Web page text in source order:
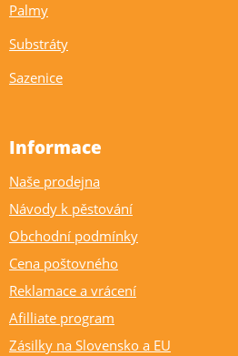
Palmy
Substráty
Sazenice
Informace
Naše prodejna
Návody k pěstování
Obchodní podmínky
Cena poštovného
Reklamace a vrácení
Afilliate program
Zásilky na Slovensko a EU